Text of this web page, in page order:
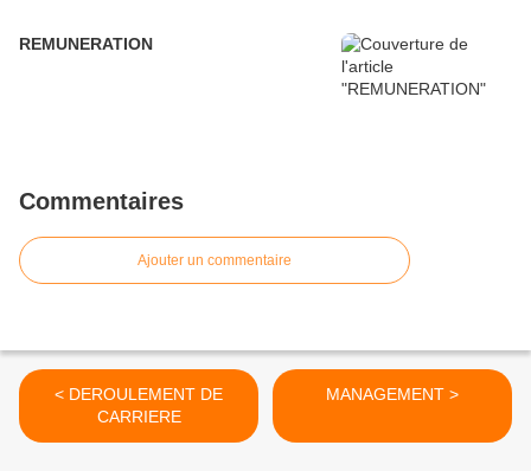
REMUNERATION
Commentaires
Ajouter un commentaire
< DEROULEMENT DE
CARRIERE
MANAGEMENT >